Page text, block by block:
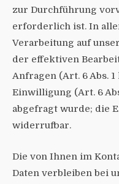
zur Durchführung
erforderlich ist. In
Verarbeitung auf
der effektiven
Anfragen (Art. 6 Abs.
Einwilligung (Art. 6
abgefragt wurde; die
widerrufbar.
Die von Ihnen im
Daten verbleiben bei